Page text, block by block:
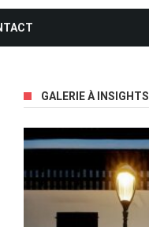
GALERIE À INSIGHTS